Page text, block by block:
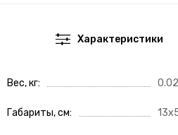
Характеристики
Вес, кг 0.02
Габариты, см